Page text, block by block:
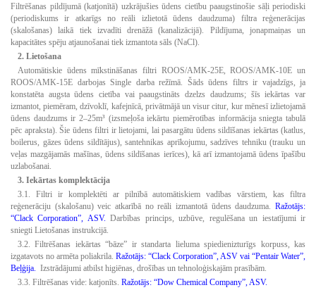
Filtrēšanas pildījumā (katjonītā) uzkrājušies ūdens cietību paaugstinošie sāļi periodiski
(periodiskums ir atkarīgs no reāli izlietotā ūdens daudzuma) filtra reģenerācijas
(skalošanas) laikā tiek izvadīti drenāžā (kanalizācijā). Pildījuma, jonapmaiņas un
kapacitātes spēju atjaunošanai tiek izmantota sāls (NaCl).
2. Lietošana
Automātiskie ūdens mīkstināšanas filtri ROOS/AMK-25E, ROOS/AMK-10E un
ROOS/AMK-15E darbojas Single darba režīmā. Šāds ūdens filtrs ir vajadzīgs, ja
konstatēta augsta ūdens cietība vai paaugstināts dzelzs daudzums; šīs iekārtas var
izmantot, piemēram, dzīvoklī, kafejnīcā, privātmājā un visur citur, kur mēnesī izlietojamā
ūdens daudzums ir 2–25m³ (izsmeļoša iekārtu piemērotības informācija sniegta tabulā
pēc apraksta). Šie ūdens filtri ir lietojami, lai pasargātu ūdens sildīšanas iekārtas (katlus,
boilerus, gāzes ūdens sildītājus), santehnikas aprīkojumu, sadzīves tehniku (trauku un
veļas mazgājamās mašīnas, ūdens sildīšanas ierīces), kā arī izmantojamā ūdens īpašību
uzlabošanai.
3. Iekārtas komplektācija
3.1. Filtri ir komplektēti ar pilnībā automātiskiem vadības vārstiem, kas filtra
reģenerāciju (skalošanu) veic atkarībā no reāli izmantotā ūdens daudzuma. Ražotājs:
“Clack Corporation”, ASV. Darbības princips, uzbūve, regulēšana un iestatījumi ir
sniegti Lietošanas instrukcijā.
3.2. Filtrēšanas iekārtas “bāze” ir standarta lieluma spiedienizturīgs korpuss, kas
izgatavots no armēta poliakrila. Ražotājs: “Clack Corporation”, ASV vai “Pentair Water”,
Beļģija.
Izstrādājumi atbilst higiēnas, drošības un tehnoloģiskajām prasībām.
3.3. Filtrēšanas vide: katjonīts. Ražotājs: “Dow Chemical Company”, ASV.